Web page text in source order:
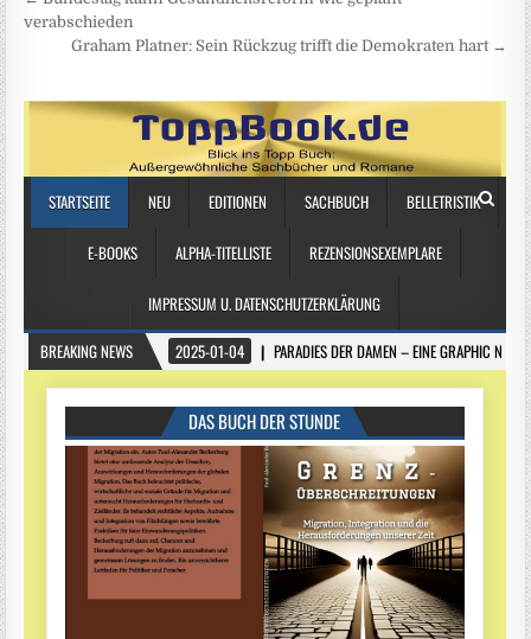
verabschieden
Graham Platner: Sein Rückzug trifft die Demokraten hart →